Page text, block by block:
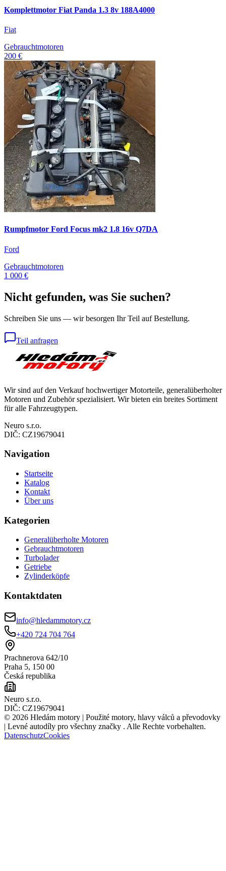
Komplettmotor Fiat Panda 1.3 8v 188A4000
Fiat
Gebrauchtmotoren
200 €
Rumpfmotor Ford Focus mk2 1.8 16v Q7DA
Ford
Gebrauchtmotoren
1 000 €
Nicht gefunden, was Sie suchen?
Schreiben Sie uns — wir besorgen Ihr Teil auf Bestellung.
Teil anfragen
Wir sind auf den Verkauf hochwertiger Motorteile, generalüberholter
Motoren und Zubehör spezialisiert. Wir bieten ein breites Sortiment
für alle Fahrzeugtypen.
Neuro s.r.o.
DIČ: CZ19679041
Navigation
Startseite
Katalog
Kontakt
Über uns
Kategorien
Generalüberholte Motoren
Gebrauchtmotoren
Turbolader
Getriebe
Zylinderköpfe
Kontaktdaten
info@hledammotory.cz
+420 724 704 764
Prachnerova 642/10
Praha 5, 150 00
Česká republika
Neuro s.r.o.
DIČ: CZ19679041
© 2026 Hledám motory | Použité motory, hlavy válců a převodovky
| Levné autodíly pro všechny značky . Alle Rechte vorbehalten.
DatenschutzCookies